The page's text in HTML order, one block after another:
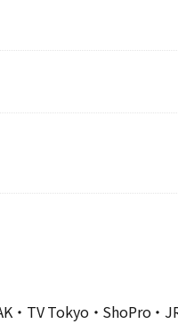
・TV Tokyo・ShoPro・